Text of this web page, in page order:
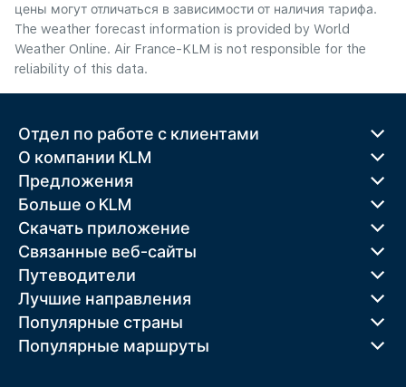
цены могут отличаться в зависимости от наличия тарифа.
The weather forecast information is provided by World
Weather Online. Air France-KLM is not responsible for the
reliability of this data.
Отдел по работе с клиентами
О компании KLM
Предложения
Больше o KLM
Скачать приложение
Связанные веб-сайты
Путеводители
Лучшие направления
Популярные страны
Популярные маршруты